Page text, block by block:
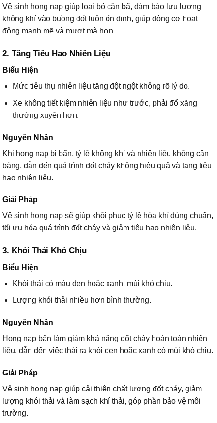
Vệ sinh họng nạp giúp loại bỏ cặn bã, đảm bảo lưu lượng
không khí vào buồng đốt luôn ổn định, giúp động cơ hoạt
động mạnh mẽ và mượt mà hơn.
2. Tăng Tiêu Hao Nhiên Liệu
Biểu Hiện
Mức tiêu thụ nhiên liệu tăng đột ngột không rõ lý do.
Xe không tiết kiệm nhiên liệu như trước, phải đổ xăng
thường xuyên hơn.
Nguyên Nhân
Khi họng nạp bị bẩn, tỷ lệ không khí và nhiên liệu không cân
bằng, dẫn đến quá trình đốt cháy không hiệu quả và tăng tiêu
hao nhiên liệu.
Giải Pháp
Vệ sinh họng nạp sẽ giúp khôi phục tỷ lệ hòa khí đúng chuẩn,
tối ưu hóa quá trình đốt cháy và giảm tiêu hao nhiên liệu.
3. Khói Thải Khó Chịu
Biểu Hiện
Khói thải có màu đen hoặc xanh, mùi khó chịu.
Lượng khói thải nhiều hơn bình thường.
Nguyên Nhân
Họng nạp bẩn làm giảm khả năng đốt cháy hoàn toàn nhiên
liệu, dẫn đến việc thải ra khói đen hoặc xanh có mùi khó chịu.
Giải Pháp
Vệ sinh họng nạp giúp cải thiện chất lượng đốt cháy, giảm
lượng khói thải và làm sạch khí thải, góp phần bảo vệ môi
trường.